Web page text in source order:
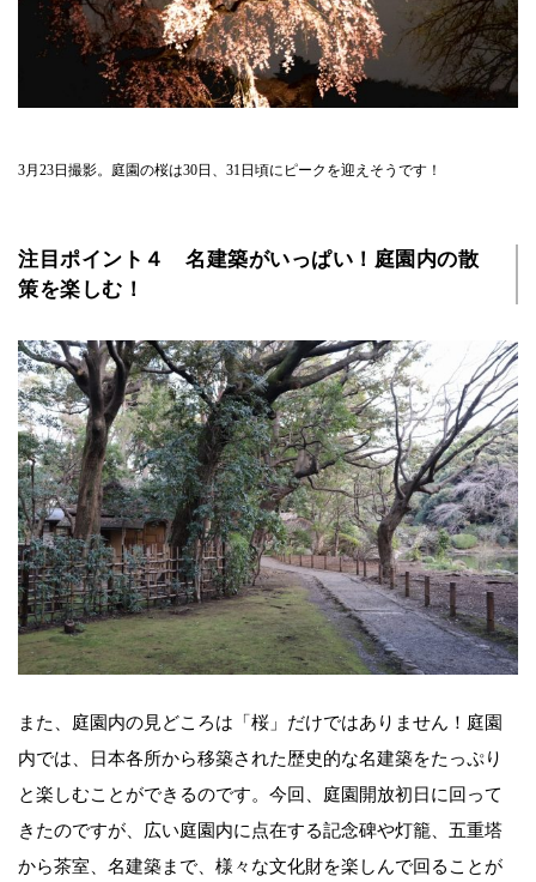
3月23日撮影。庭園の桜は30日、31日頃にピークを迎えそうです！
注目ポイント４ 名建築がいっぱい！庭園内の散
策を楽しむ！
また、庭園内の見どころは「桜」だけではありません！庭園
内では、日本各所から移築された歴史的な名建築をたっぷり
と楽しむことができるのです。今回、庭園開放初日に回って
きたのですが、広い庭園内に点在する記念碑や灯籠、五重塔
から茶室、名建築まで、様々な文化財を楽しんで回ることが